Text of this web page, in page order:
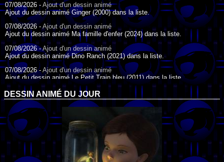
07/08/2026 - Ajout d'un dessin animé
Ajout du dessin animé Ginger (2000) dans la liste.
07/08/2026 -Ajout d'un dessin animé
Ajout du dessin animé Ma famille d'enfer (2024) dans la liste.
07/08/2026 -Ajout d'un dessin animé
Ajout du dessin animé Dino Ranch (2021) dans la liste.
07/08/2026 - Ajout d'un dessin animé
Ajout du dessin animé Le Petit Train bleu (2011) dans la liste.
07/08/2026 - Ajout d'un dessin animé
Ajout du dessin animé Agent Spécial Oso (2009) dans la liste.
17/07/2026 - Ajout d'un dessin animé
Ajout du dessin animé Peter Pan (1988) dans la liste.
17/07/2026 -Ajout d'un dessin animé
Ajout du dessin animé Le Bossu de Notre-Dame (1996) dans la liste.
DESSIN ANIMÉ DU JOUR